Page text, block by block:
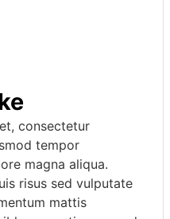
consectetur
tempor
magna aliqua.
risus sed vulputate
mattis